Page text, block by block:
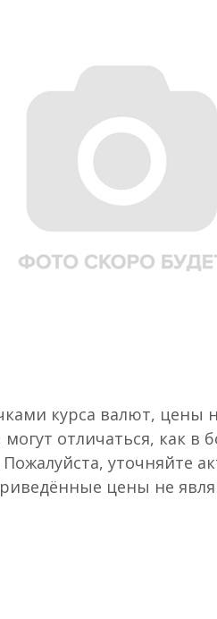
курса валют, цены
отличаться, как в
уточняйте
цены не